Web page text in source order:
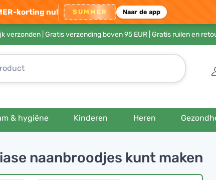
korting nu! SUMMER Naar de app
verzonden | Gratis verzending boven 95 EUR| Gratis ruilen en
& hygiëne Kinderen Heren
naanbroodjes kunt maken